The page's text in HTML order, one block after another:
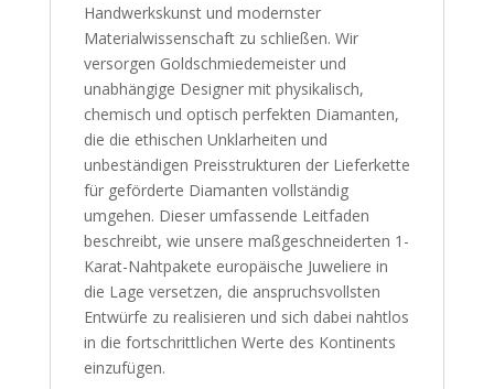
Handwerkskunst und modernster
Materialwissenschaft zu schließen. Wir
versorgen Goldschmiedemeister und
unabhängige Designer mit physikalisch,
chemisch und optisch perfekten Diamanten,
die die ethischen Unklarheiten und
unbeständigen Preisstrukturen der Lieferkette
für geförderte Diamanten vollständig
umgehen. Dieser umfassende Leitfaden
beschreibt, wie unsere maßgeschneiderten 1-
Karat-Nahtpakete europäische Juweliere in
die Lage versetzen, die anspruchsvollsten
Entwürfe zu realisieren und sich dabei nahtlos
in die fortschrittlichen Werte des Kontinents
einzufügen.